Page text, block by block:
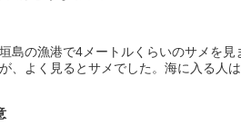
島の漁港で4メートルくらいのサメを見
、よく見るとサメでした。海に入る人